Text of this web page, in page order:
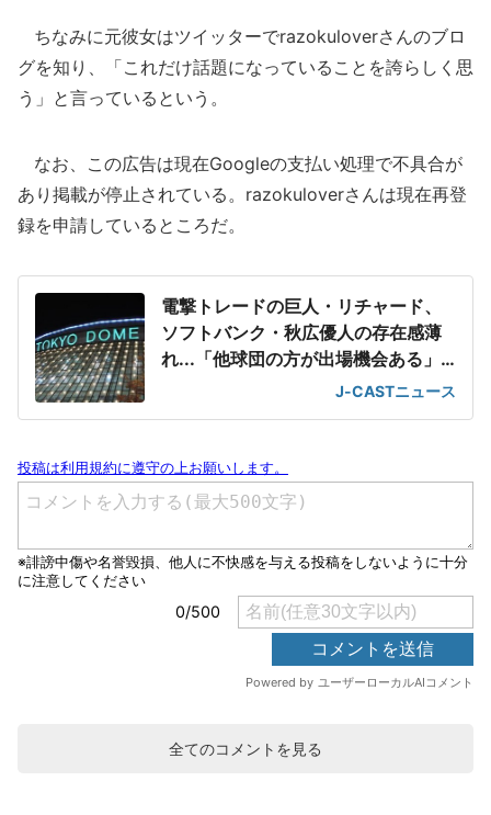
ちなみに元彼女はツイッターでrazokuloverさんのブロ
グを知り、「これだけ話題になっていることを誇らしく思
う」と言っているという。
なお、この広告は現在Googleの支払い処理で不具合が
あり掲載が停止されている。razokuloverさんは現在再登
録を申請しているところだ。
電撃トレードの巨人・リチャード、
ソフトバンク・秋広優人の存在感薄
れ...「他球団の方が出場機会ある」
J-CASTニュース
全てのコメントを見る